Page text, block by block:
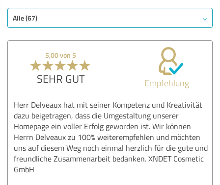
Alle (67)
5,00 von 5
SEHR GUT Empfehlung
Herr Delveaux hat mit seiner Kompetenz und Kreativität
dazu beigetragen, dass die Umgestaltung unserer
Homepage ein voller Erfolg geworden ist. Wir können
Herrn Delveaux zu 100% weiterempfehlen und möchten
uns auf diesem Weg noch einmal herzlich für die gute und
freundliche Zusammenarbeit bedanken. XNDET Cosmetic
GmbH